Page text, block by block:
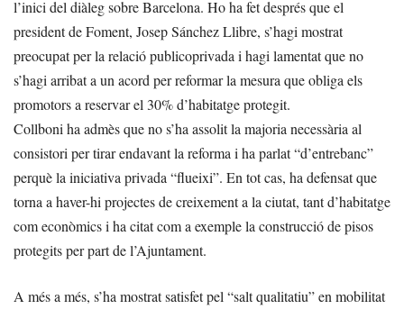
l’inici del diàleg sobre Barcelona. Ho ha fet després que el
president de Foment, Josep Sánchez Llibre, s’hagi mostrat
preocupat per la relació publicoprivada i hagi lamentat que no
s’hagi arribat a un acord per reformar la mesura que obliga els
promotors a reservar el 30% d’habitatge protegit.
Collboni ha admès que no s’ha assolit la majoria necessària al
consistori per tirar endavant la reforma i ha parlat “d’entrebanc”
perquè la iniciativa privada “flueixi”. En tot cas, ha defensat que
torna a haver-hi projectes de creixement a la ciutat, tant d’habitatge
com econòmics i ha citat com a exemple la construcció de pisos
protegits per part de l’Ajuntament.
A més a més, s’ha mostrat satisfet pel “salt qualitatiu” en mobilitat